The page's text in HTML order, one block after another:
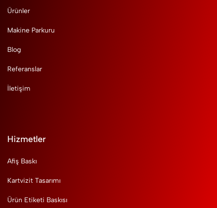
Ürünler
Makine Parkuru
Blog
Referanslar
İletişim
Hizmetler
Afiş Baskı
Kartvizit Tasarımı
Ürün Etiketi Baskısı